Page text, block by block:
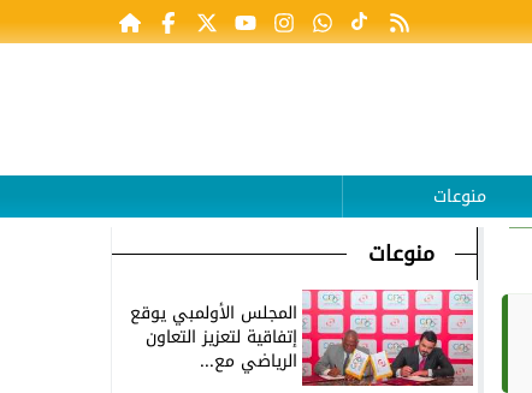
منوعات
منوعات
المجلس الأولمبي يوقع
إتفاقية لتعزيز التعاون
الرياضي مع...